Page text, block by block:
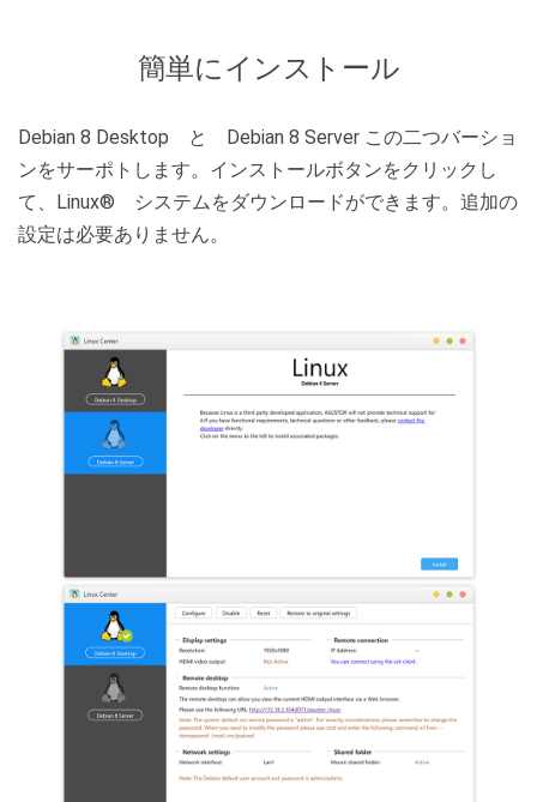
簡単にインストール
Debian 8 Desktop と Debian 8 Server この二つバーショ
ンをサーポトします。インストールボタンをクリックし
て、Linux® システムをダウンロードができます。追加の
設定は必要ありません。